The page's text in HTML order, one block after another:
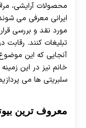
محصولات آرایشی،
ایرانی معرفی می
مورد نقد و بررسی
تبلیغات کنند. رقابت
آنجایی که این موضوع
خانم نیز در این
سلبریتی ها می
معروف ترین